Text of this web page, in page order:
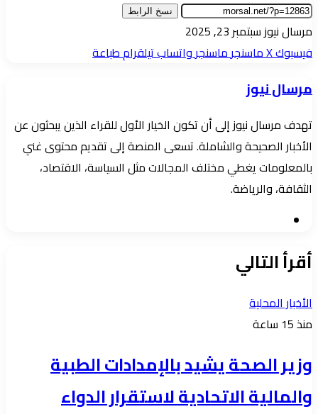
نسخ الرابط
مرسال نيوزأرسل
بريدا
سبتمبر 23, 2025
فيسبوك‫Xماسنجرماسنجرواتسابتيلقرامطباعة
مرسال نيوز
تهدف مرسال نيوز إلى أن تكون الخيار الأول للقراء الذين يبحثون عن
الأخبار الصحيحة والشاملة. تسعى المنصة إلى تقديم محتوى غني
بالمعلومات يغطي مختلف المجالات مثل السياسة، الاقتصاد،
الثقافة، والرياضة.
أقرأ التالي
الأخبار المحلية
منذ 15 ساعة
وزير الصحة يشيد بالإمدادات الطبية
والمالية الاتحادية لاستقرار الدواء